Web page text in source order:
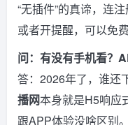
“无插件”的真谛，连
或者开提醒，可以免
问：有没有手机看？
答：2026年了，谁还
播网本身就是H5响应
跟APP体验没啥区别